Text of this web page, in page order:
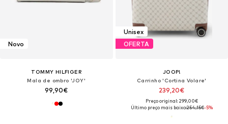
Novo
TOMMY HILFIGER
Mala de ombro 'JOY'
99,90€
Unisex
OFERTA
JOOP!
Carrinho 'Cortina Volare'
239,20€
Preço original: 299,00€
Último preço mais baixo:254,15€-5%